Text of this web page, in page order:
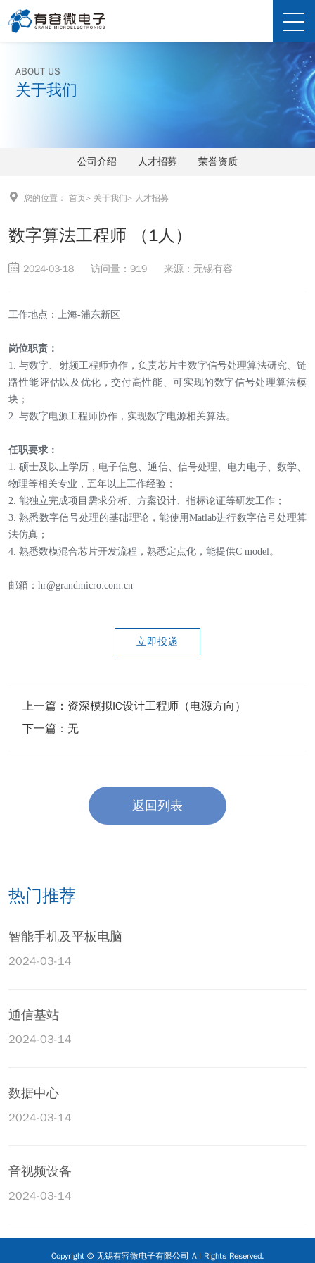
ABOUT US
关于我们
公司介绍 人才招募 荣誉资质
您的位置： 首页> 关于我们> 人才招募
数字算法工程师 （1人）
2024-03-18 访问量：919 来源：无锡有容
工作地点：上海-浦东新区
岗位职责：
1. 与数字、射频工程师协作，负责芯片中数字信号处理算法研究、链
路性能评估以及优化，交付高性能、可实现的数字信号处理算法模
块；
2. 与数字电源工程师协作，实现数字电源相关算法。
任职要求：
1. 硕士及以上学历，电子信息、通信、信号处理、电力电子、数学、
物理等相关专业，五年以上工作经验；
2. 能独立完成项目需求分析、方案设计、指标论证等研发工作；
3. 熟悉数字信号处理的基础理论，能使用Matlab进行数字信号处理算
法仿真；
4. 熟悉数模混合芯片开发流程，熟悉定点化，能提供C model。
邮箱：hr@grandmicro.com.cn
立即投递
上一篇： 资深模拟IC设计工程师（电源方向）
下一篇：无
返回列表
热门推荐
智能手机及平板电脑
2024-03-14
通信基站
2024-03-14
数据中心
2024-03-14
音视频设备
2024-03-14
Copyright © 无锡有容微电子有限公司 All Rights Reserved.